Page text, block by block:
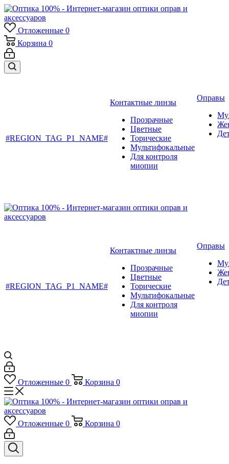
Отложенные 0
Корзина 0
#REGION_TAG_P1_NAME#
Контактные линзы
Прозрачные
Цветные
Торические
Мультифокальные
Для контроля
миопии
Оправы
#REGION_TAG_P1_NAME#
Контактные линзы
Прозрачные
Цветные
Торические
Мультифокальные
Для контроля
миопии
Оправы
Отложенные 0 Корзина 0
Отложенные 0 Корзина 0